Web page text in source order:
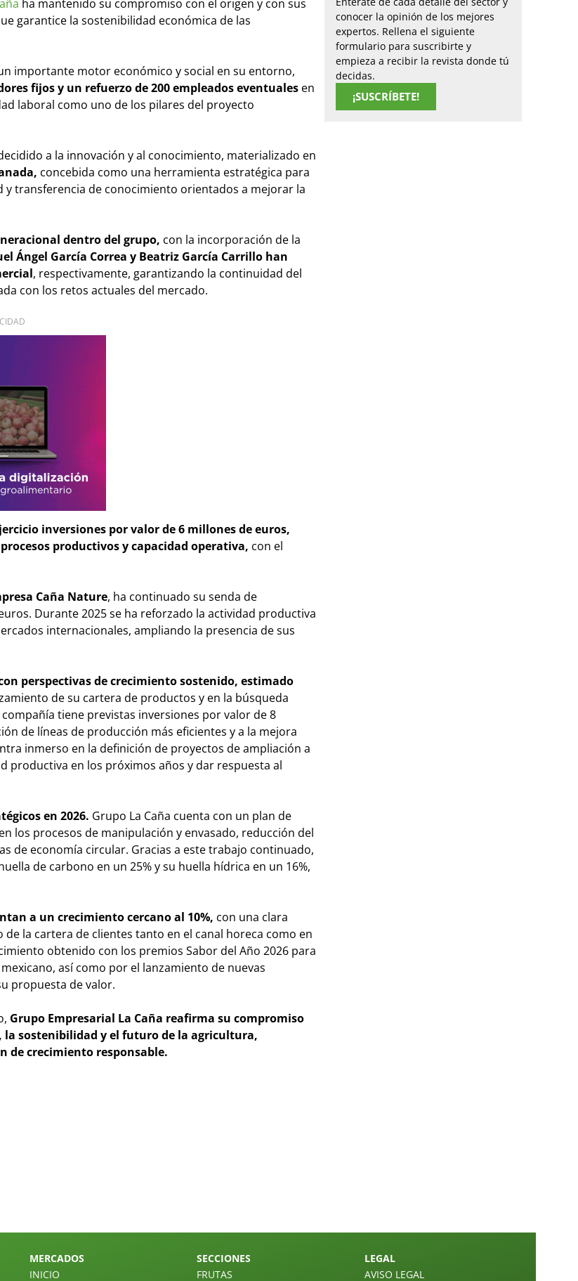
ha mantenido su compromiso con el origen y con sus
garantice la sostenibilidad económica de las
importante motor económico y social en su entorno,
fijos y un refuerzo de 200 empleados eventuales en
laboral como uno de los pilares del proyecto
a la innovación y al conocimiento, materializado en
concebida como una herramienta estratégica para
transferencia de conocimiento orientados a mejorar la
dentro del grupo, con la incorporación de la
Ángel García Correa y Beatriz García Carrillo han
, respectivamente, garantizando la continuidad del
con los retos actuales del mercado.
inversiones por valor de 6 millones de euros,
productivos y capacidad operativa, con el
Caña Nature, ha continuado su senda de
Durante 2025 se ha reforzado la actividad productiva
internacionales, ampliando la presencia de sus
perspectivas de crecimiento sostenido, estimado
de su cartera de productos y en la búsqueda
tiene previstas inversiones por valor de 8
de líneas de producción más eficientes y a la mejora
inmerso en la definición de proyectos de ampliación a
productiva en los próximos años y dar respuesta al
en 2026. Grupo La Caña cuenta con un plan de
los procesos de manipulación y envasado, reducción del
de economía circular. Gracias a este trabajo continuado,
de carbono en un 25% y su huella hídrica en un 16%,
a un crecimiento cercano al 10%, con una clara
la cartera de clientes tanto en el canal horeca como en
obtenido con los premios Sabor del Año 2026 para
así como por el lanzamiento de nuevas
propuesta de valor.
Grupo Empresarial La Caña reafirma su compromiso
sostenibilidad y el futuro de la agricultura,
de crecimiento responsable.
conocer la opinión de los mejores
expertos. Rellena el siguiente
formulario para suscribirte y
empieza a recibir la revista donde tú
decidas.
¡SUSCRÍBETE!
MERCADOS
INICIO
SECCIONES
FRUTAS
LEGAL
AVISO LEGAL